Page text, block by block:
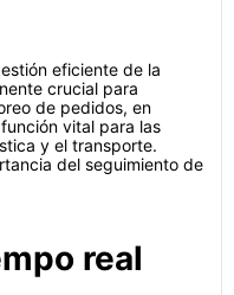
eficiente de la
crucial para
de pedidos, en
vital para las
y el transporte.
del seguimiento de
real